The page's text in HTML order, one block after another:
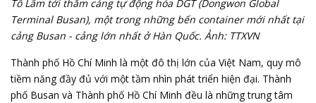
Tô Lâm tới thăm cảng tự động hóa DGT (Dongwon Global
Terminal Busan), một trong những bến container mới nhất tại
cảng Busan - cảng lớn nhất ở Hàn Quốc. Ảnh: TTXVN
Thành phố Hồ Chí Minh là một đô thị lớn của Việt Nam, quy mô
tiềm năng đầy đủ với một tầm nhìn phát triển hiện đại. Thành
phố Busan và Thành phố Hồ Chí Minh đều là những trung tâm